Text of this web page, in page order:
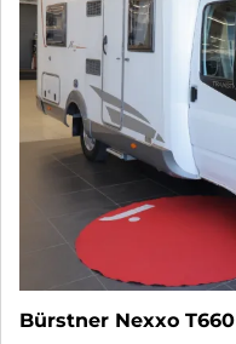
Bürstner Nexxo T660